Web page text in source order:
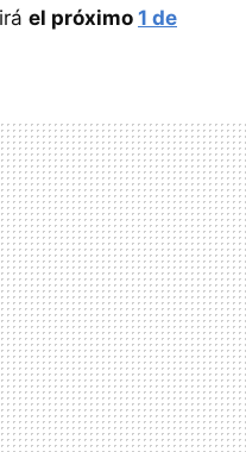
el próximo 1 de